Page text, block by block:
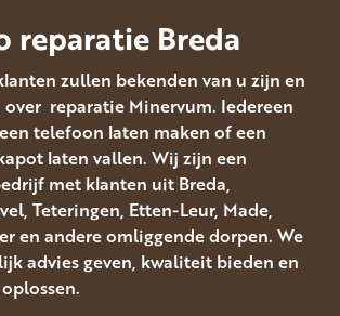
reparatie Breda
zullen bekenden van u zijn en
reparatie Minervum. Iedereen
telefoon laten maken of een
laten vallen. Wij zijn een
met klanten uit Breda,
Teteringen, Etten-Leur, Made,
en andere omliggende dorpen. We
advies geven, kwaliteit bieden en